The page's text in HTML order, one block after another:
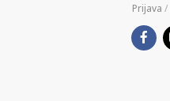
Prijava /